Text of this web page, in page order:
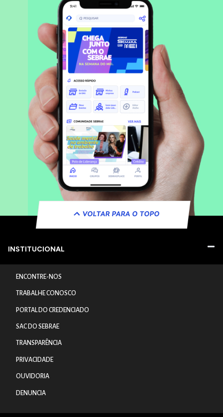
VOLTAR PARA O TOPO
INSTITUCIONAL
ENCONTRE-NOS
TRABALHE CONOSCO
PORTAL DO CREDENCIADO
SAC DO SEBRAE
TRANSPARÊNCIA
PRIVACIDADE
OUVIDORIA
DENUNCIA